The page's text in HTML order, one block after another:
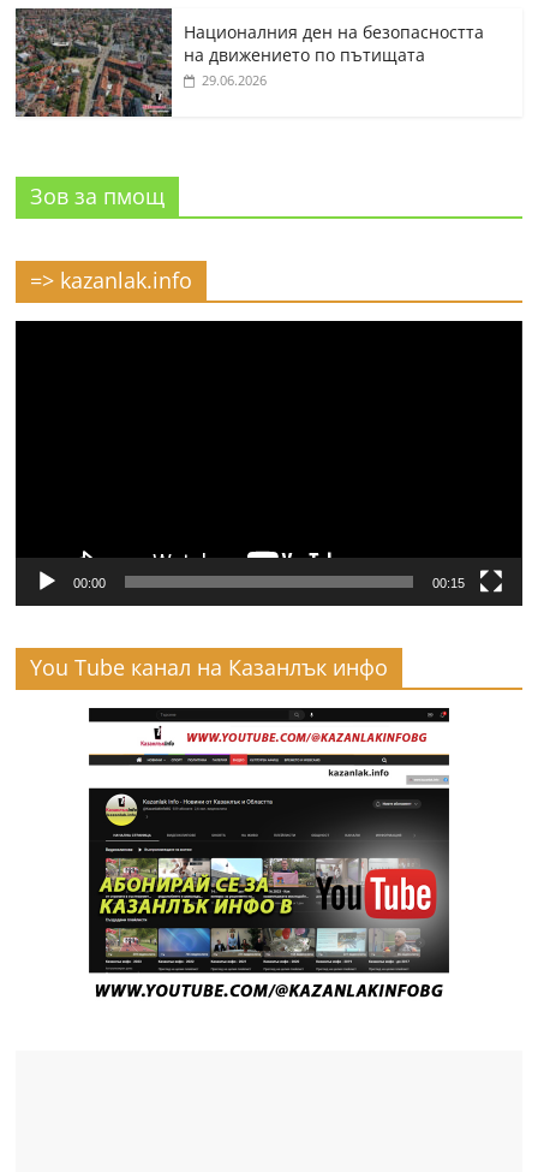
Националния ден на безопасността
на движението по пътищата
29.06.2026
Зов за пмощ
=> kazanlak.info
00:00 00:15
You Tube канал на Казанлък инфо